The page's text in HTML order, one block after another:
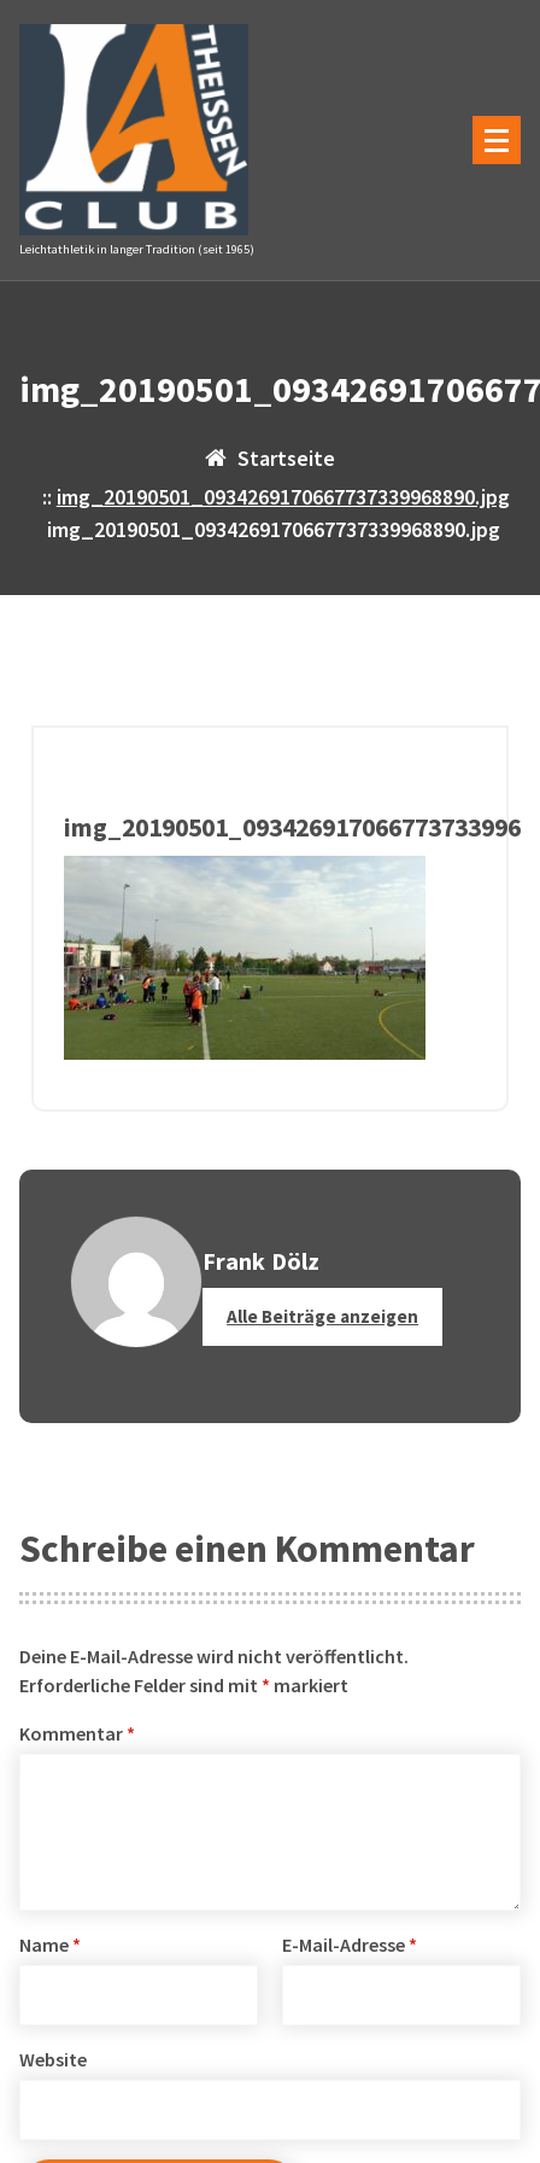
Inhalt
springen
Leichtathletik in langer Tradition (seit 1965)
Startseite
:: img_20190501_0934269170667737339968890.jpg
img_20190501_0934269170667737339968890.jpg
Frank Dölz
Alle Beiträge anzeigen
Schreibe einen Kommentar
Deine E-Mail-Adresse wird nicht veröffentlicht.
Erforderliche Felder sind mit * markiert
Kommentar *
Name * E-Mail-Adresse *
Website